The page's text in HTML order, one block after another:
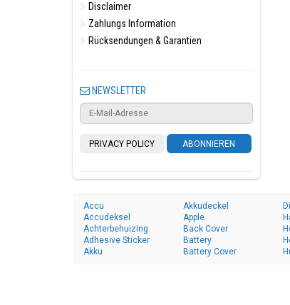
Disclaimer
Zahlungs Information
Rücksendungen & Garantien
NEWSLETTER
PRIVACY POLICY ABONNIEREN
Accu
Accudeksel
Achterbehuizing
Adhesive Sticker
Akku
Akkudeckel
Apple
Back Cover
Battery
Battery Cover